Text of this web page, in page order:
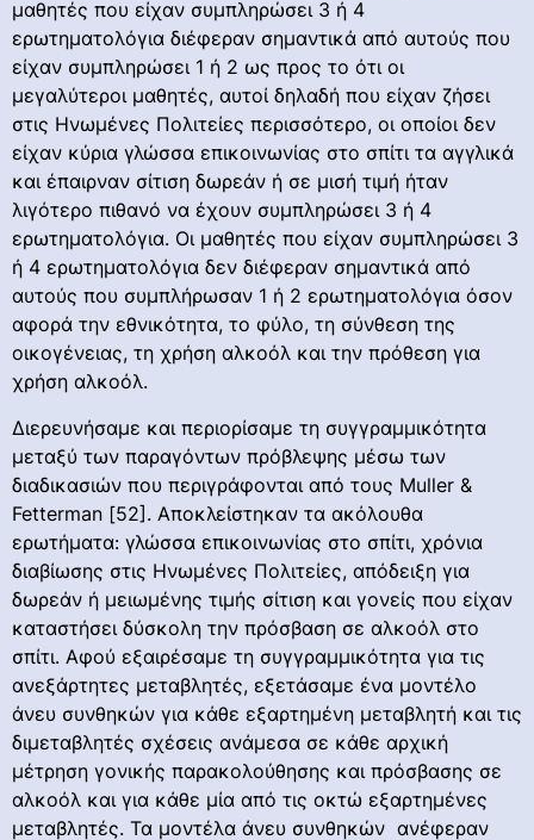
μαθητές που είχαν συμπληρώσει 3 ή 4
ερωτηματολόγια διέφεραν σημαντικά από αυτούς που
είχαν συμπληρώσει 1 ή 2 ως προς το ότι οι
μεγαλύτεροι μαθητές, αυτοί δηλαδή που είχαν ζήσει
στις Ηνωμένες Πολιτείες περισσότερο, οι οποίοι δεν
είχαν κύρια γλώσσα επικοινωνίας στο σπίτι τα αγγλικά
και έπαιρναν σίτιση δωρεάν ή σε μισή τιμή ήταν
λιγότερο πιθανό να έχουν συμπληρώσει 3 ή 4
ερωτηματολόγια. Οι μαθητές που είχαν συμπληρώσει 3
ή 4 ερωτηματολόγια δεν διέφεραν σημαντικά από
αυτούς που συμπλήρωσαν 1 ή 2 ερωτηματολόγια όσον
αφορά την εθνικότητα, το φύλο, τη σύνθεση της
οικογένειας, τη χρήση αλκοόλ και την πρόθεση για
χρήση αλκοόλ.
Διερευνήσαμε και περιορίσαμε τη συγγραμμικότητα
μεταξύ των παραγόντων πρόβλεψης μέσω των
διαδικασιών που περιγράφονται από τους Muller &
Fetterman [52]. Αποκλείστηκαν τα ακόλουθα
ερωτήματα: γλώσσα επικοινωνίας στο σπίτι, χρόνια
διαβίωσης στις Ηνωμένες Πολιτείες, απόδειξη για
δωρεάν ή μειωμένης τιμής σίτιση και γονείς που είχαν
καταστήσει δύσκολη την πρόσβαση σε αλκοόλ στο
σπίτι. Αφού εξαιρέσαμε τη συγγραμμικότητα για τις
ανεξάρτητες μεταβλητές, εξετάσαμε ένα μοντέλο
άνευ συνθηκών για κάθε εξαρτημένη μεταβλητή και τις
διμεταβλητές σχέσεις ανάμεσα σε κάθε αρχική
μέτρηση γονικής παρακολούθησης και πρόσβασης σε
αλκοόλ και για κάθε μία από τις οκτώ εξαρτημένες
μεταβλητές. Τα μοντέλα άνευ συνθηκών ανέφεραν